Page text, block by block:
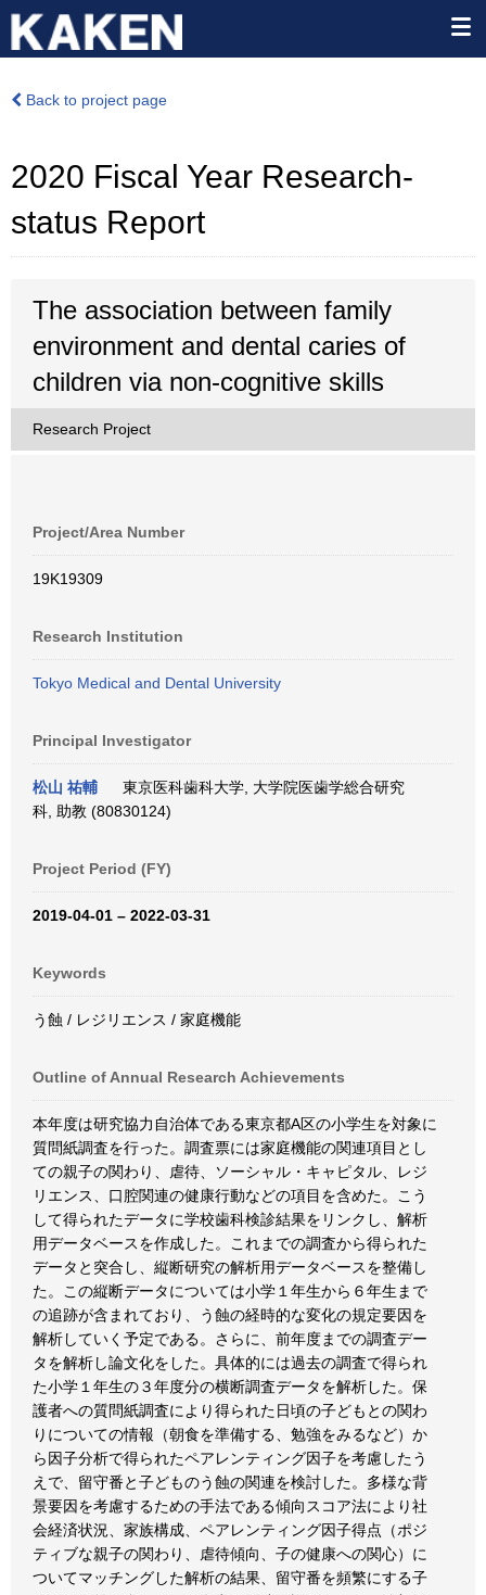
Back to project page
2020 Fiscal Year Research-
status Report
The association between family
environment and dental caries of
children via non-cognitive skills
Research Project
Project/Area Number
19K19309
Research Institution
Tokyo Medical and Dental University
Principal Investigator
松山 祐輔
東京医科歯科大学, 大学院医歯学総合研究
科, 助教 (80830124)
Project Period (FY)
2019-04-01 – 2022-03-31
Keywords
う蝕 / レジリエンス / 家庭機能
Outline of Annual Research Achievements
本年度は研究協力自治体である東京都A区の小学生を対象に
質問紙調査を行った。調査票には家庭機能の関連項目とし
ての親子の関わり、虐待、ソーシャル・キャピタル、レジ
リエンス、口腔関連の健康行動などの項目を含めた。こう
して得られたデータに学校歯科検診結果をリンクし、解析
用データベースを作成した。これまでの調査から得られた
データと突合し、縦断研究の解析用データベースを整備し
た。この縦断データについては小学１年生から６年生まで
の追跡が含まれており、う蝕の経時的な変化の規定要因を
解析していく予定である。さらに、前年度までの調査デー
タを解析し論文化をした。具体的には過去の調査で得られ
た小学１年生の３年度分の横断調査データを解析した。保
護者への質問紙調査により得られた日頃の子どもとの関わ
りについての情報（朝食を準備する、勉強をみるなど）か
ら因子分析で得られたペアレンティング因子を考慮したう
えで、留守番と子どものう蝕の関連を検討した。多様な背
景要因を考慮するための手法である傾向スコア法により社
会経済状況、家族構成、ペアレンティング因子得点（ポジ
ティブな親子の関わり、虐待傾向、子の健康への関心）に
ついてマッチングした解析の結果、留守番を頻繁にする子